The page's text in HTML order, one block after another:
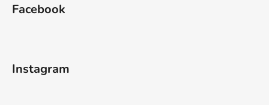
Facebook
Instagram